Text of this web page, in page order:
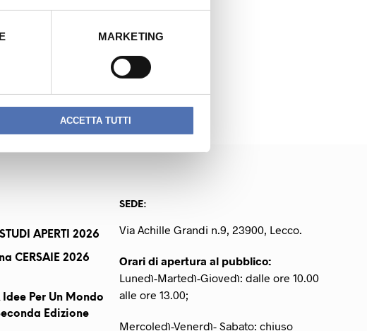
MARKETING
ACCETTA TUTTI
NEXT READING
LEOPOLDO GIUSEPPE
APERTI 2026
CERSAIE 2026
Idee Per Un Mondo
Edizione
SEDE:
Via Achille Grandi n.9, 23900, Lecco.
Orari di apertura al pubblico:
Lunedì-Martedì-Giovedì: dalle ore 10.00
alle ore 13.00;
Mercoledì-Venerdì- Sabato: chiuso